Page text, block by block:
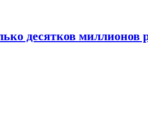
десятков миллионов